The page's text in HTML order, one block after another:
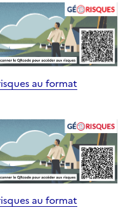
au format
au format